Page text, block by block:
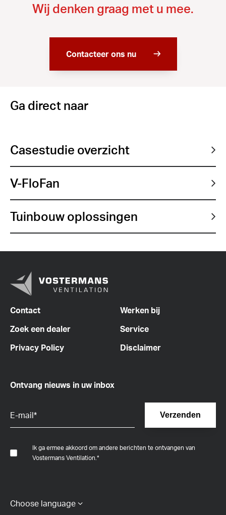
Wij denken graag met u mee.
Contacteer ons nu
Ga direct naar
Casestudie overzicht
V-FloFan
Tuinbouw oplossingen
Contact
Werken bij
Zoek een dealer
Service
Privacy Policy
Disclaimer
Ontvang nieuws in uw inbox
Ik ga ermee akkoord om andere berichten te ontvangen van
Vostermans Ventilation.*